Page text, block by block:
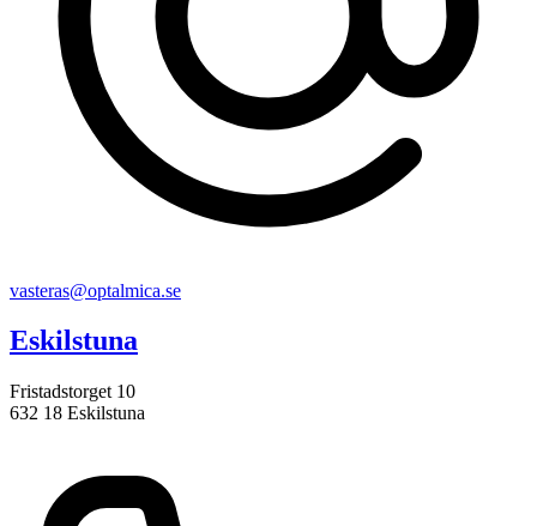
vasteras@optalmica.se
Eskilstuna
Fristadstorget 10
632 18 Eskilstuna